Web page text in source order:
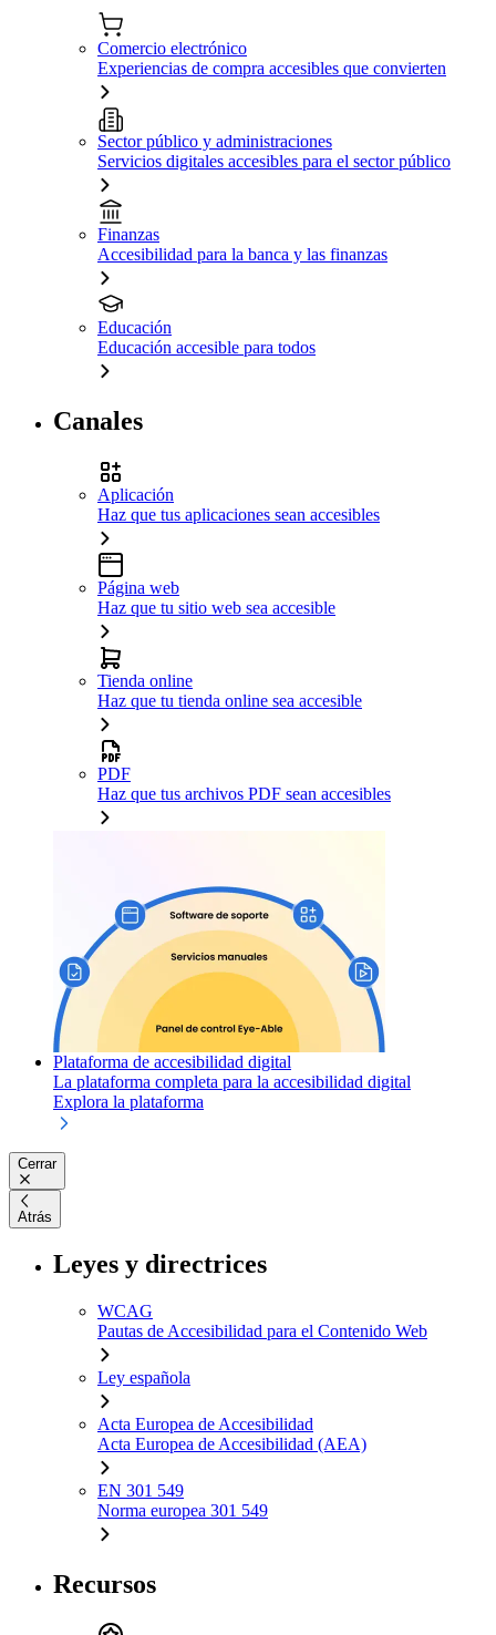
Comercio electrónico
Experiencias de compra accesibles que convierten
Sector público y administraciones
Servicios digitales accesibles para el sector público
Finanzas
Accesibilidad para la banca y las finanzas
Educación
Educación accesible para todos
Canales
Aplicación
Haz que tus aplicaciones sean accesibles
Página web
Haz que tu sitio web sea accesible
Tienda online
Haz que tu tienda online sea accesible
PDF
Haz que tus archivos PDF sean accesibles
Plataforma de accesibilidad digital
La plataforma completa para la accesibilidad digital
Explora la plataforma
Cerrar
Atrás
Leyes y directrices
WCAG
Pautas de Accesibilidad para el Contenido Web
Ley española
Acta Europea de Accesibilidad
Acta Europea de Accesibilidad (AEA)
EN 301 549
Norma europea 301 549
Recursos